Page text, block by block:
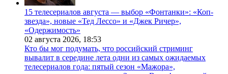
15 телесериалов августа — выбор «Фонтанки»: «Коп-
звезда», новые «Тед Лессо» и «Джек Ричер»,
«Одержимость»
02 августа 2026, 18:53
Кто бы мог подумать, что российский стриминг
вывалит в середине лета одни из самых ожидаемых
телесериалов года: пятый сезон «Мажора»,